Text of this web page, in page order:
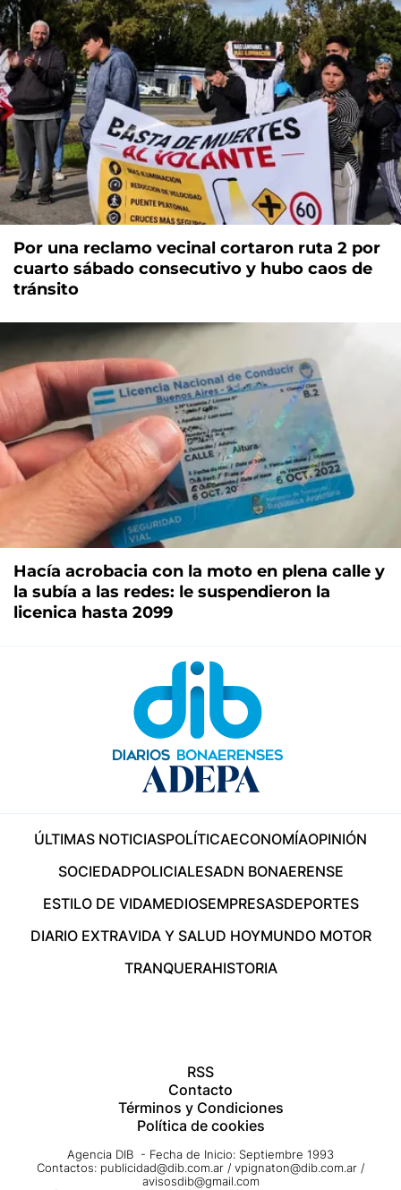
Por una reclamo vecinal cortaron ruta 2 por
cuarto sábado consecutivo y hubo caos de
tránsito
Hacía acrobacia con la moto en plena calle y
la subía a las redes: le suspendieron la
licenica hasta 2099
ÚLTIMAS NOTICIASPOLÍTICAECONOMÍAOPINIÓN
SOCIEDADPOLICIALESADN BONAERENSE
ESTILO DE VIDAMEDIOSEMPRESASDEPORTES
DIARIO EXTRAVIDA Y SALUD HOYMUNDO MOTOR
TRANQUERAHISTORIA
RSS
Contacto
Términos y Condiciones
Política de cookies
Agencia DIB - Fecha de Inicio: Septiembre 1993
Contactos: publicidad@dib.com.ar / vpignaton@dib.com.ar /
avisosdib@gmail.com